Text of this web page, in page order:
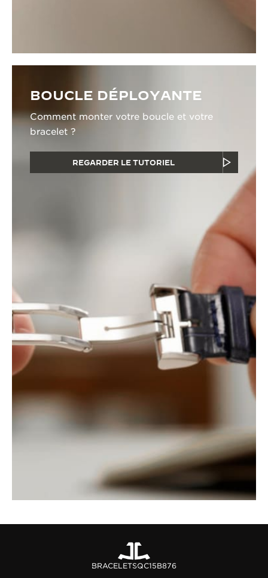
BOUCLE DÉPLOYANTE
Comment monter votre boucle et votre
bracelet ?
REGARDER LE TUTORIEL
BRACELETSQC15B876